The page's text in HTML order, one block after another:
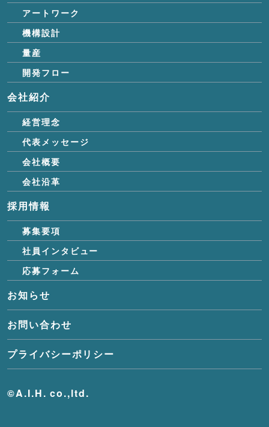
アートワーク
機構設計
量産
開発フロー
会社紹介
経営理念
代表メッセージ
会社概要
会社沿革
採用情報
募集要項
社員インタビュー
応募フォーム
お知らせ
お問い合わせ
プライバシーポリシー
©A.I.H. co.,ltd.